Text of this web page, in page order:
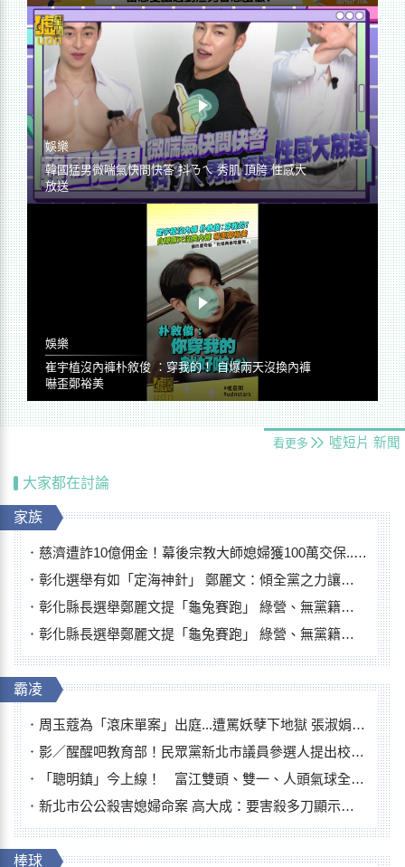
娛樂
韓國猛男微喘氣快問快答 抖ㄋㄟ 秀肌 頂胯 性感大
放送
娛樂
崔宇植沒內褲朴敘俊 ：穿我的！ 自爆兩天沒換內褲
嚇歪鄭裕美
看更多 噓短片 新聞
大家都在討論
家族
慈濟遭詐10億佣金！幕後宗教大師媳婦獲100萬交保...快步奔離不發一語
彰化選舉有如「定海神針」 鄭麗文：傾全黨之力讓彰化贏
彰化縣長選舉鄭麗文提「龜兔賽跑」 綠營、無黨籍忙否認是烏龜
彰化縣長選舉鄭麗文提「龜兔賽跑」 綠營、無黨籍忙否認是烏龜
霸凌
周玉蔻為「滾床單案」出庭...遭罵妖孽下地獄 張淑娟批：舌頭殺人有罪
影／醒醒吧教育部！民眾黨新北市議員參選人提出校園反毒防線升級政見
「聰明鎮」今上線！ 富江雙頭、雙一、人頭氣球全登場
新北市公公殺害媳婦命案 高大成：要害殺多刀顯示怨恨深
棒球